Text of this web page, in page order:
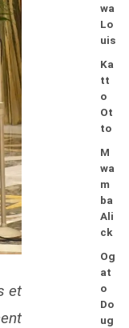
et
wa
Lo
uis
Ka
tt
o
Ot
to
M
wa
m
ba
Ali
ck
Og
at
o
Do
ug